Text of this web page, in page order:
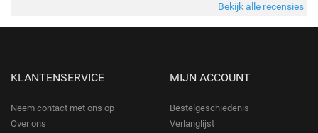
Bekijk alle recensies
KLANTENSERVICE
Neem contact met ons op
Over ons
MIJN ACCOUNT
Bestelgeschiedenis
Verlanglijst